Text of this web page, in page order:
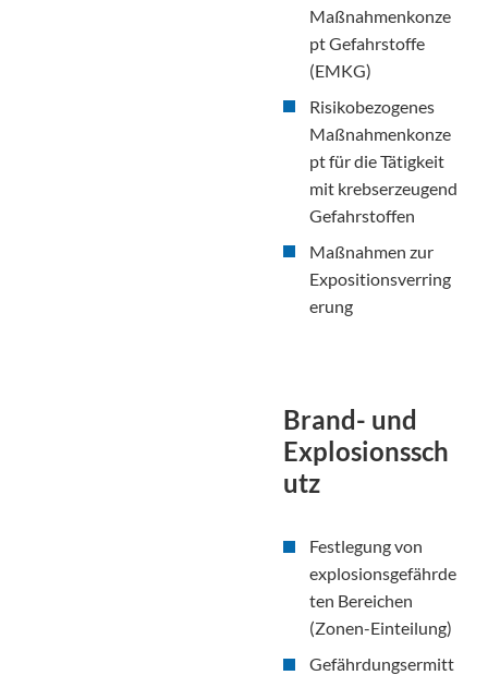
Maßnahmenkonze
pt Gefahrstoffe
(EMKG)
Risikobezogenes
Maßnahmenkonze
pt für die Tätigkeit
mit krebserzeugend
Gefahrstoffen
Maßnahmen zur
Expositionsverring
erung
Brand- und
Explosionssch
utz
Festlegung von
explosionsgefährde
ten Bereichen
(Zonen-Einteilung)
Gefährdungsermitt